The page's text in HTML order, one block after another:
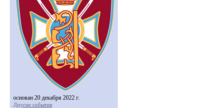
основан 20 декабря 2022 г.
Другие события